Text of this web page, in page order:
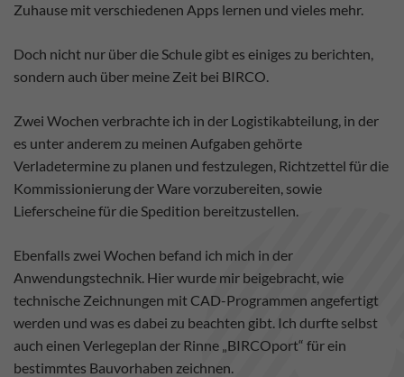
Zuhause mit verschiedenen Apps lernen und vieles mehr.
Doch nicht nur über die Schule gibt es einiges zu berichten,
sondern auch über meine Zeit bei BIRCO.
Zwei Wochen verbrachte ich in der Logistikabteilung, in der
es unter anderem zu meinen Aufgaben gehörte
Verladetermine zu planen und festzulegen, Richtzettel für die
Kommissionierung der Ware vorzubereiten, sowie
Lieferscheine für die Spedition bereitzustellen.
Ebenfalls zwei Wochen befand ich mich in der
Anwendungstechnik. Hier wurde mir beigebracht, wie
technische Zeichnungen mit CAD-Programmen angefertigt
werden und was es dabei zu beachten gibt. Ich durfte selbst
auch einen Verlegeplan der Rinne „BIRCOport“ für ein
bestimmtes Bauvorhaben zeichnen.